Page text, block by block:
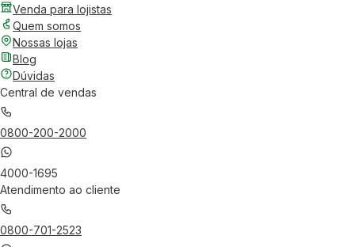
Venda para lojistas
Quem somos
Nossas lojas
Blog
Dúvidas
Central de vendas
0800-200-2000
4000-1695
Atendimento ao cliente
0800-701-2523